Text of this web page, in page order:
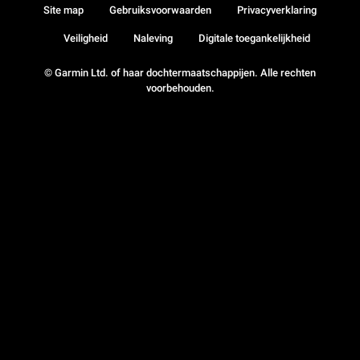
© Garmin Ltd. of haar dochtermaatschappijen. Alle rechten
voorbehouden.
Site map Gebruiksvoorwaarden Privacyverklaring
Veiligheid Naleving Digitale toegankelijkheid